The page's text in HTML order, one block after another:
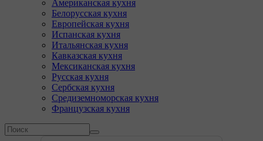
Американская кухня
Белорусская кухня
Европейская кухня
Испанская кухня
Итальянская кухня
Кавказская кухня
Мексиканская кухня
Русская кухня
Сербская кухня
Средиземноморская кухня
Французская кухня